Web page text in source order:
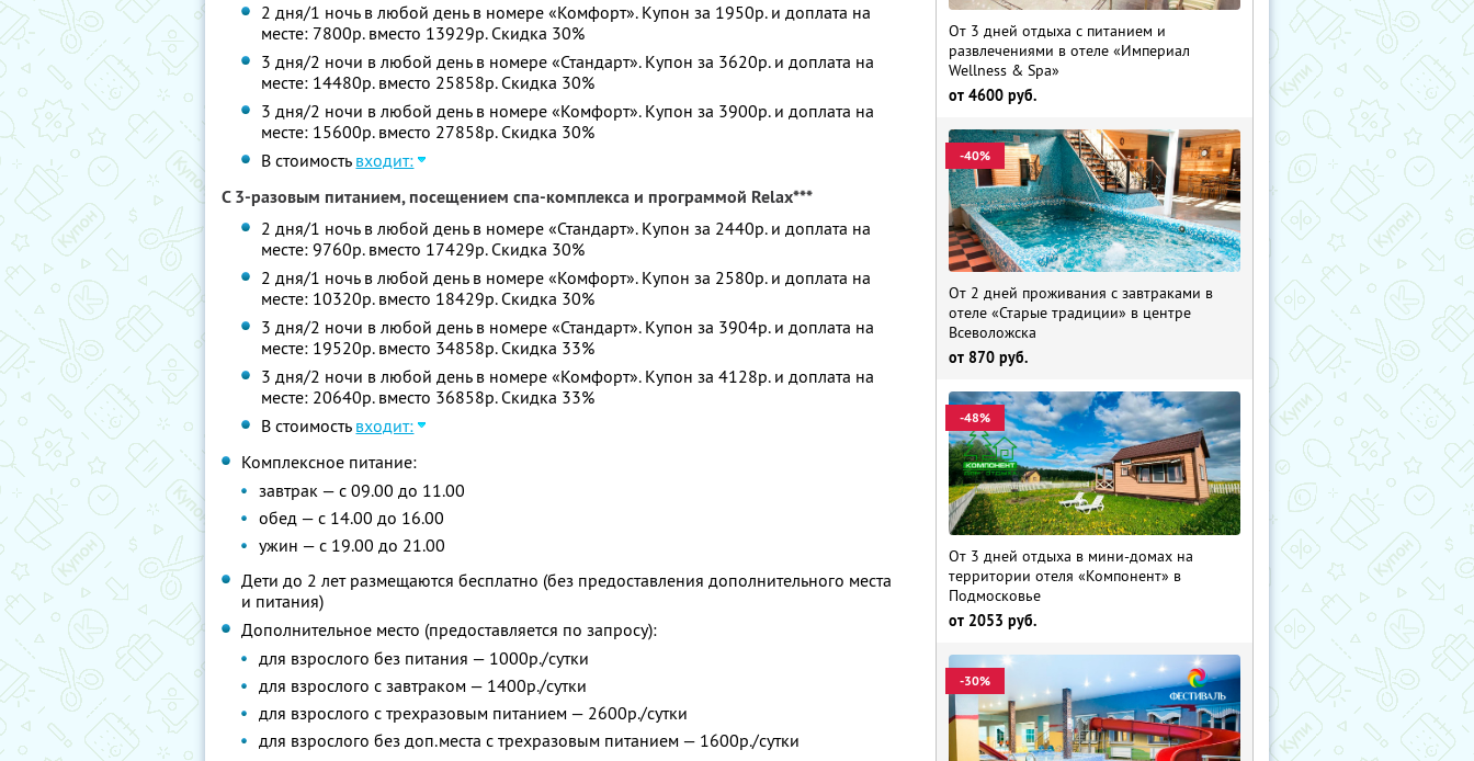
2 дня/1 ночь в любой день в номере «Комфорт». Купон за 1950р. и доплата на
месте: 7800р. вместо 13929р. Скидка 30%
3 дня/2 ночи в любой день в номере «Стандарт». Купон за 3620р. и доплата на
месте: 14480р. вместо 25858р. Скидка 30%
3 дня/2 ночи в любой день в номере «Комфорт». Купон за 3900р. и доплата на
месте: 15600р. вместо 27858р. Скидка 30%
В стоимость входит:
С 3-разовым питанием, посещением спа-комплекса и программой Relax***
2 дня/1 ночь в любой день в номере «Стандарт». Купон за 2440р. и доплата на
месте: 9760р. вместо 17429р. Скидка 30%
2 дня/1 ночь в любой день в номере «Комфорт». Купон за 2580р. и доплата на
месте: 10320р. вместо 18429р. Скидка 30%
3 дня/2 ночи в любой день в номере «Стандарт». Купон за 3904р. и доплата на
месте: 19520р. вместо 34858р. Скидка 33%
3 дня/2 ночи в любой день в номере «Комфорт». Купон за 4128р. и доплата на
месте: 20640р. вместо 36858р. Скидка 33%
В стоимость входит:
Комплексное питание:
завтрак — с 09.00 до 11.00
обед — с 14.00 до 16.00
ужин — с 19.00 до 21.00
Дети до 2 лет размещаются бесплатно (без предоставления дополнительного места
и питания)
Дополнительное место (предоставляется по запросу):
для взрослого без питания — 1000р./сутки
для взрослого с завтраком — 1400р./сутки
для взрослого с трехразовым питанием — 2600р./сутки
для взрослого без доп.места с трехразовым питанием — 1600р./сутки
От 3 дней отдыха с питанием и
развлечениями в отеле «Империал
Wellness & Spa»
от 4600 руб.
-40%
От 2 дней проживания с завтраками в
отеле «Старые традиции» в центре
Всеволожска
от 870 руб.
-48%
От 3 дней отдыха в мини-домах на
территории отеля «Компонент» в
Подмосковье
от 2053 руб.
-30%